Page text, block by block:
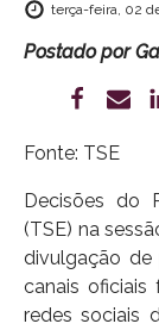
terça-feira, 02
Postado por
Fonte: TSE
Decisões do
(TSE) na
divulgação de
canais
redes sociais